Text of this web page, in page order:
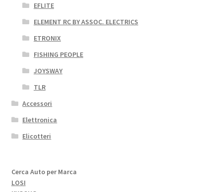
EFLITE
ELEMENT RC BY ASSOC. ELECTRICS
ETRONIX
FISHING PEOPLE
JOYSWAY
TLR
Accessori
Elettronica
Elicotteri
Cerca Auto per Marca
LOSI